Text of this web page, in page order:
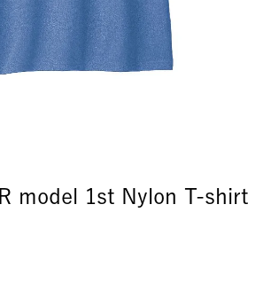
model 1st Nylon T-shirt